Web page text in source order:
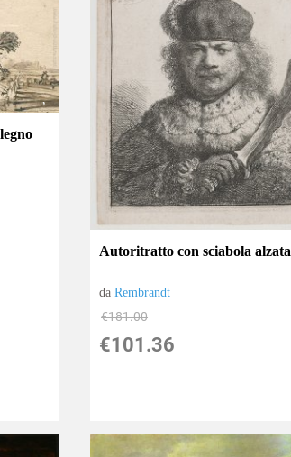
Autoritratto con sciabola alzata
daRembrandt
€181.00
€101.36